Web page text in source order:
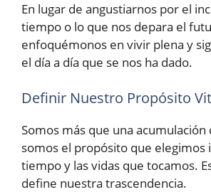
En lugar de angustiarnos por el
tiempo o lo que nos depara el
enfoquémonos en vivir plena y
el día a día que se nos ha dado.
Definir Nuestro Propósito
Somos más que una acumulación
somos el propósito que elegimos
tiempo y las vidas que tocamos.
define nuestra trascendencia.